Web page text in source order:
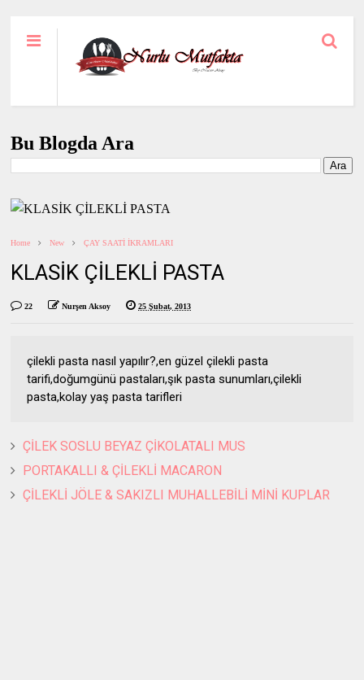
Bu Blogda Ara
Home New ÇAY SAATİ İKRAMLARI
KLASİK ÇİLEKLİ PASTA
22 Nurşen Aksoy 25 Şubat, 2013
çilekli pasta nasıl yapılır?,en güzel çilekli pasta
tarifi,doğumgünü pastaları,şık pasta sunumları,çilekli
pasta,kolay yaş pasta tarifleri
ÇİLEK SOSLU BEYAZ ÇİKOLATALI MUS
PORTAKALLI & ÇİLEKLİ MACARON
ÇİLEKLİ JÖLE & SAKIZLI MUHALLEBİLİ MİNİ KUPLAR